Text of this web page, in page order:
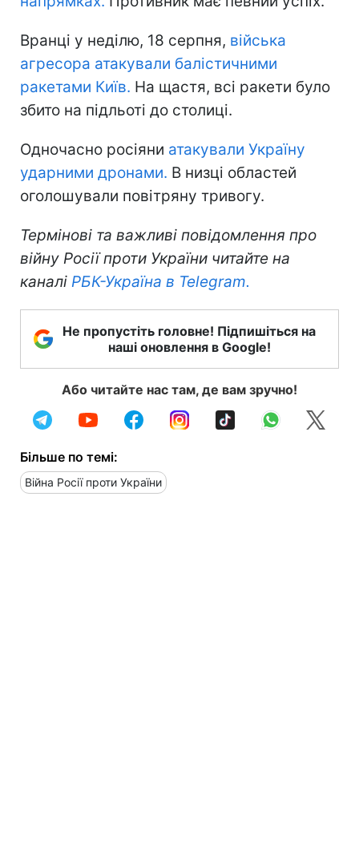
Вранці у неділю, 18 серпня, війська
агресора атакували балістичними
ракетами Київ. На щастя, всі ракети було
збито на підльоті до столиці.
Одночасно росіяни атакували Україну
ударними дронами. В низці областей
оголошували повітряну тривогу.
Термінові та важливі повідомлення про
війну Росії проти України читайте на
каналі РБК-Україна в Telegram.
Не пропустіть головне! Підпишіться на
наші оновлення в Google!
Або читайте нас там, де вам зручно!
Більше по темі:
Війна Росії проти України